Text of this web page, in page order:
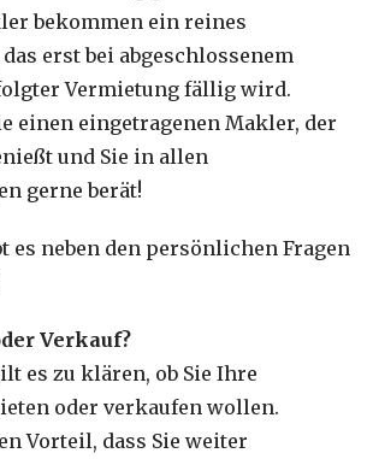
bekommen ein reines
erst bei abgeschlossenem
Vermietung fällig wird.
einen eingetragenen Makler, der
und Sie in allen
gerne berät!
es neben den persönlichen Fragen
Verkauf?
es zu klären, ob Sie Ihre
oder verkaufen wollen.
Vorteil, dass Sie weiter